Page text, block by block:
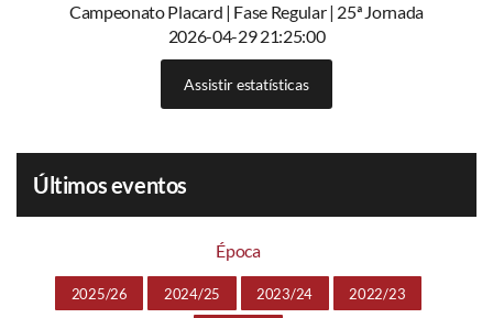
Campeonato Placard | Fase Regular | 25ª Jornada
2026-04-29 21:25:00
Assistir estatísticas
Últimos eventos
Época
2025/26 2024/25 2023/24 2022/23